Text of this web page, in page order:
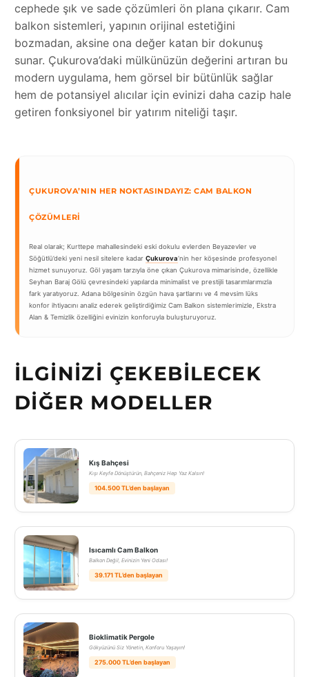
cephede şık ve sade çözümleri ön plana çıkarır. Cam
balkon sistemleri, yapının orijinal estetiğini
bozmadan, aksine ona değer katan bir dokunuş
sunar. Çukurova’daki mülkünüzün değerini artıran bu
modern uygulama, hem görsel bir bütünlük sağlar
hem de potansiyel alıcılar için evinizi daha cazip hale
getiren fonksiyonel bir yatırım niteliği taşır.
ÇUKUROVA’NIN HER NOKTASINDAYIZ: CAM BALKON
ÇÖZÜMLERI
Real olarak; Kurttepe mahallesindeki eski dokulu evlerden Beyazevler ve
Söğütlü’deki yeni nesil sitelere kadar Çukurova‘nin her köşesinde profesyonel
hizmet sunuyoruz. Göl yaşam tarzıyla öne çıkan Çukurova mimarisinde, özellikle
Seyhan Baraj Gölü çevresindeki yapılarda minimalist ve prestijli tasarımlarımızla
fark yaratıyoruz. Adana bölgesinin özgün hava şartlarını ve 4 mevsim lüks
konfor ihtiyacını analiz ederek geliştirdiğimiz Cam Balkon sistemlerimizle, Ekstra
Alan & Temizlik özelliğini evinizin konforuyla buluşturuyoruz.
İLGINIZI ÇEKEBILECEK
DIĞER MODELLER
Kış Bahçesi
Kışı Keyfe Dönüştürün, Bahçeniz Hep Yaz Kalsın!
104.500 TL’den başlayan
Isıcamlı Cam Balkon
Balkon Değil, Evinizin Yeni Odası!
39.171 TL’den başlayan
Bioklimatik Pergole
Gökyüzünü Siz Yönetin, Konforu Yaşayın!
275.000 TL’den başlayan